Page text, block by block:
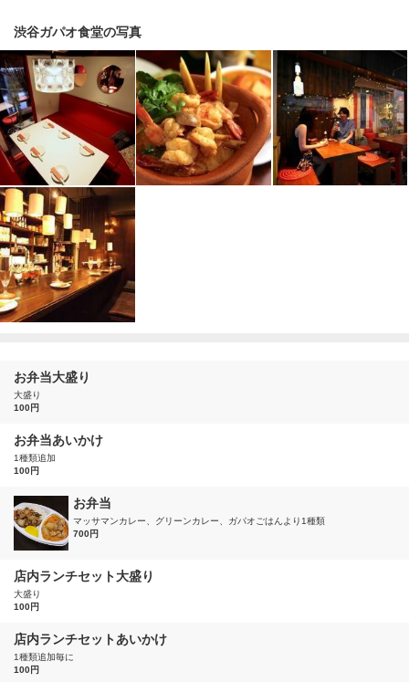
渋谷ガパオ食堂の写真
お弁当大盛り
大盛り
100円
お弁当あいかけ
1種類追加
100円
お弁当
マッサマンカレー、グリーンカレー、ガパオごはんより1種類
700円
店内ランチセット大盛り
大盛り
100円
店内ランチセットあいかけ
1種類追加毎に
100円